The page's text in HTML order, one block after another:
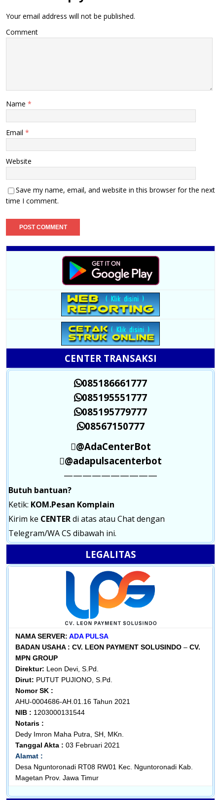
Your email address will not be published.
Comment
Name *
Email *
Website
Save my name, email, and website in this browser for the next
time I comment.
CENTER TRANSAKSI
085186661777
085195551777
085195779777
08567150777
@AdaCenterBot
@adapulsacenterbot
——————————
Butuh bantuan?
Ketik: KOM.Pesan Komplain
Kirim ke CENTERdi atas atau Chat dengan
Telegram/WA CS dibawah ini.
LEGALITAS
NAMA SERVER: ADA PULSA
BADAN USAHA : CV. LEON PAYMENT SOLUSINDO – CV.
MPN GROUP
Direktur: Leon Devi, S.Pd.
Dirut: PUTUT PUJIONO, S.Pd.
Nomor SK :
AHU-0004686-AH.01.16 Tahun 2021
NIB : 1203000131544
Notaris :
Dedy Imron Maha Putra, SH, MKn.
Tanggal Akta : 03 Februari 2021
Alamat :
Desa Nguntoronadi RT08 RW01 Kec. Nguntoronadi Kab.
Magetan Prov. Jawa Timur